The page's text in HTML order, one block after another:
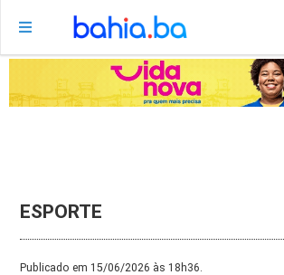
ESPORTE
Publicado em 15/06/2026 às 18h36.